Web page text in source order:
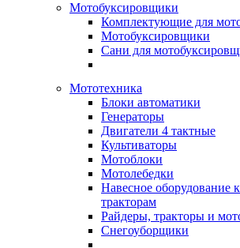
Мотобуксировщики
Комплектующие для
Мотобуксировщики
Сани для
Мототехника
Блоки автоматики
Генераторы
Двигатели 4 тактные
Культиваторы
Мотоблоки
Мотолебедки
Навесное оборудование
тракторам
Райдеры, тракторы и
Снегоуборщики